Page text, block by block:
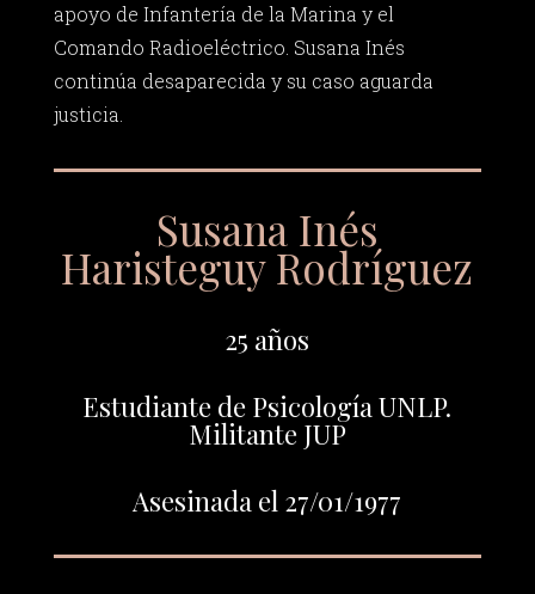
apoyo de Infantería de la Marina y el
Comando Radioeléctrico. Susana Inés
continúa desaparecida y su caso aguarda
justicia.
Susana Inés
Haristeguy Rodríguez
25 años
Estudiante de Psicología UNLP.
Militante JUP
Asesinada el 27/01/1977